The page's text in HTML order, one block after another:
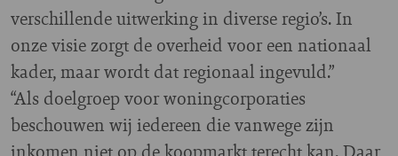
verschillende uitwerking in diverse regio’s. In
onze visie zorgt de overheid voor een nationaal
kader, maar wordt dat regionaal ingevuld.”
“Als doelgroep voor woningcorporaties
beschouwen wij iedereen die vanwege zijn